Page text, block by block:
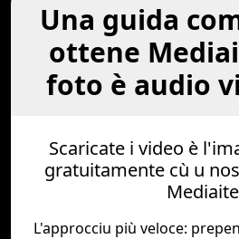
Una guida
ottene
foto è audio
Scaricate i video è
gratuitamente cù u
Mediaite
L'approcciu più veloce: